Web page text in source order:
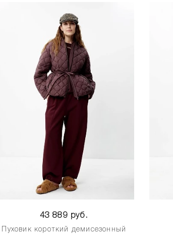
43 889 руб.
Пуховик короткий демисезонный